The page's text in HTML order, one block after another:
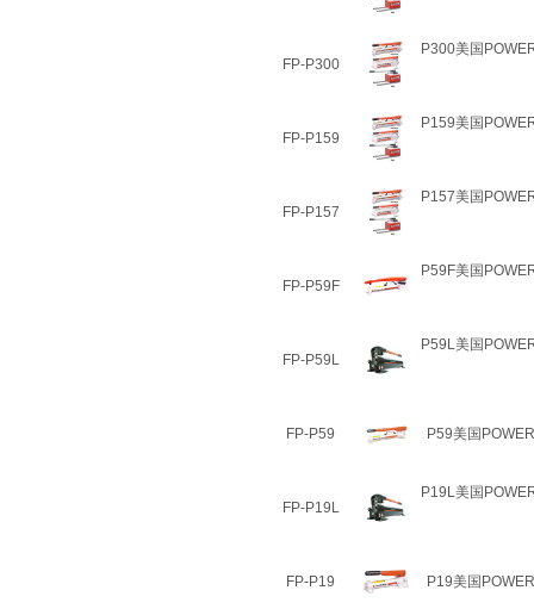
FP-P300
P300美国
FP-P159
P159美国
FP-P157
P157美国
FP-P59F
P59F美国
FP-P59L
P59L美国
FP-P59 P59美国
FP-P19L
P19L美国
FP-P19 P19美国